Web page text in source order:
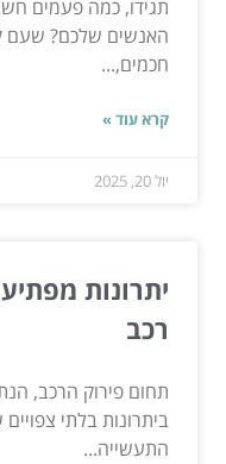
תגידו, כמה פעמים
האנשים שלכם? שעם
חכמים,...
קרא עוד »
יול 20, 2025
יתרונות
רכב
תחום פירוק הרכב,
ביתרונות בלתי
התעשייה...